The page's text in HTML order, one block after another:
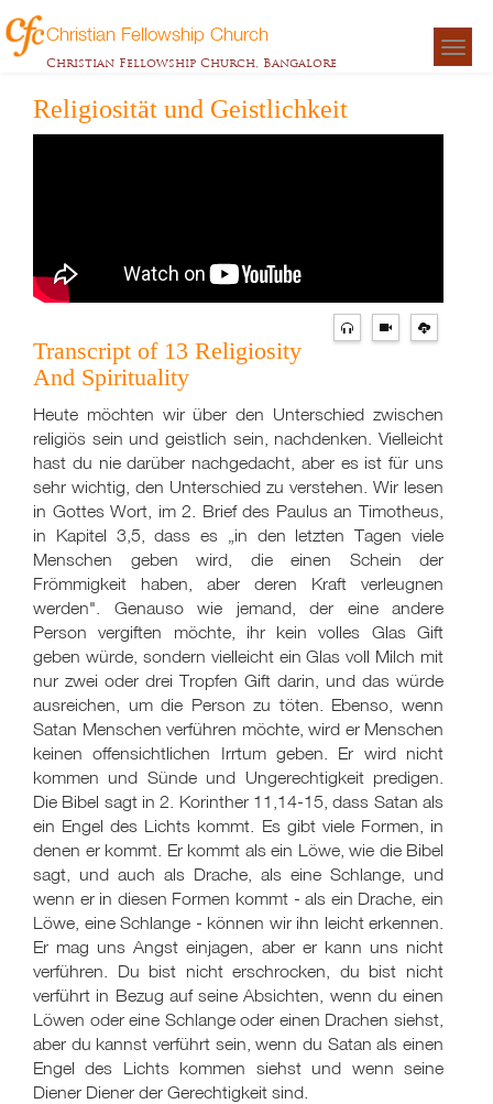
Christian Fellowship Church
Christian Fellowship Church, Bangalore
Religiosität und Geistlichkeit
Transcript of 13 Religiosity
And Spirituality
Heute möchten wir über den Unterschied zwischen
religiös sein und geistlich sein, nachdenken. Vielleicht
hast du nie darüber nachgedacht, aber es ist für uns
sehr wichtig, den Unterschied zu verstehen. Wir lesen
in Gottes Wort, im 2. Brief des Paulus an Timotheus,
in Kapitel 3,5, dass es „in den letzten Tagen viele
Menschen geben wird, die einen Schein der
Frömmigkeit haben, aber deren Kraft verleugnen
werden". Genauso wie jemand, der eine andere
Person vergiften möchte, ihr kein volles Glas Gift
geben würde, sondern vielleicht ein Glas voll Milch mit
nur zwei oder drei Tropfen Gift darin, und das würde
ausreichen, um die Person zu töten. Ebenso, wenn
Satan Menschen verführen möchte, wird er Menschen
keinen offensichtlichen Irrtum geben. Er wird nicht
kommen und Sünde und Ungerechtigkeit predigen.
Die Bibel sagt in 2. Korinther 11,14-15, dass Satan als
ein Engel des Lichts kommt. Es gibt viele Formen, in
denen er kommt. Er kommt als ein Löwe, wie die Bibel
sagt, und auch als Drache, als eine Schlange, und
wenn er in diesen Formen kommt - als ein Drache, ein
Löwe, eine Schlange - können wir ihn leicht erkennen.
Er mag uns Angst einjagen, aber er kann uns nicht
verführen. Du bist nicht erschrocken, du bist nicht
verführt in Bezug auf seine Absichten, wenn du einen
Löwen oder eine Schlange oder einen Drachen siehst,
aber du kannst verführt sein, wenn du Satan als einen
Engel des Lichts kommen siehst und wenn seine
Diener Diener der Gerechtigkeit sind.